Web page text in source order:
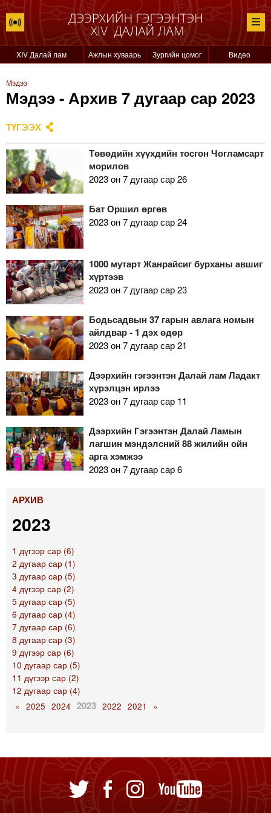
XIV Далай лам Ажлын хуваарь Зургийн цомог Видео
Мэдээ
Мэдээ - Архив 7 дугаар сар 2023
ТҮГЭЭХ
Төвөдийн хүүхдийн тосгон Чогламсарт
морилов
2023 он 7 дугаар сар 26
Бат Оршил өргөв
2023 он 7 дугаар сар 24
1000 мутарт Жанрайсиг бурханы авшиг
хүртээв
2023 он 7 дугаар сар 23
Бодьсадвын 37 гарын авлага номын
айлдвар - 1 дэх өдөр
2023 он 7 дугаар сар 21
Дээрхийн гэгээнтэн Далай лам Ладакт
хүрэлцэн ирлээ
2023 он 7 дугаар сар 11
Дээрхийн Гэгээнтэн Далай Ламын
лагшин мэндэлсний 88 жилийн ойн
арга хэмжээ
2023 он 7 дугаар сар 6
АРХИВ
2023
1 дүгээр сар (6)
2 дугаар сар (1)
3 дугаар сар (5)
4 дүгээр сар (2)
5 дугаар сар (5)
6 дугаар сар (4)
7 дугаар сар (6)
8 дугаар сар (3)
9 дүгээр сар (6)
10 дугаар сар (5)
11 дүгээр сар (2)
12 дугаар сар (4)
« 2025 2024 2023 2022 2021 »